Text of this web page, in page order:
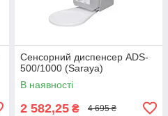
Сенсорний диспенсер ADS-
500/1000 (Saraya)
В наявності
2 582,25 ₴ 4 695 ₴